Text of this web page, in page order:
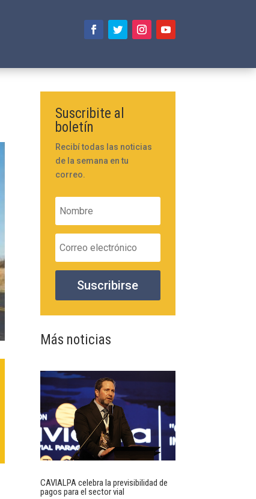
Suscribite al
boletín
Recibí todas las noticias
de la semana en tu
correo.
Suscribirse
Más noticias
CAVIALPA celebra la previsibilidad de
pagos para el sector vial